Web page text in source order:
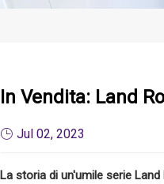
In Vendita: Land
Jul 02, 2023
La storia di un'umile serie